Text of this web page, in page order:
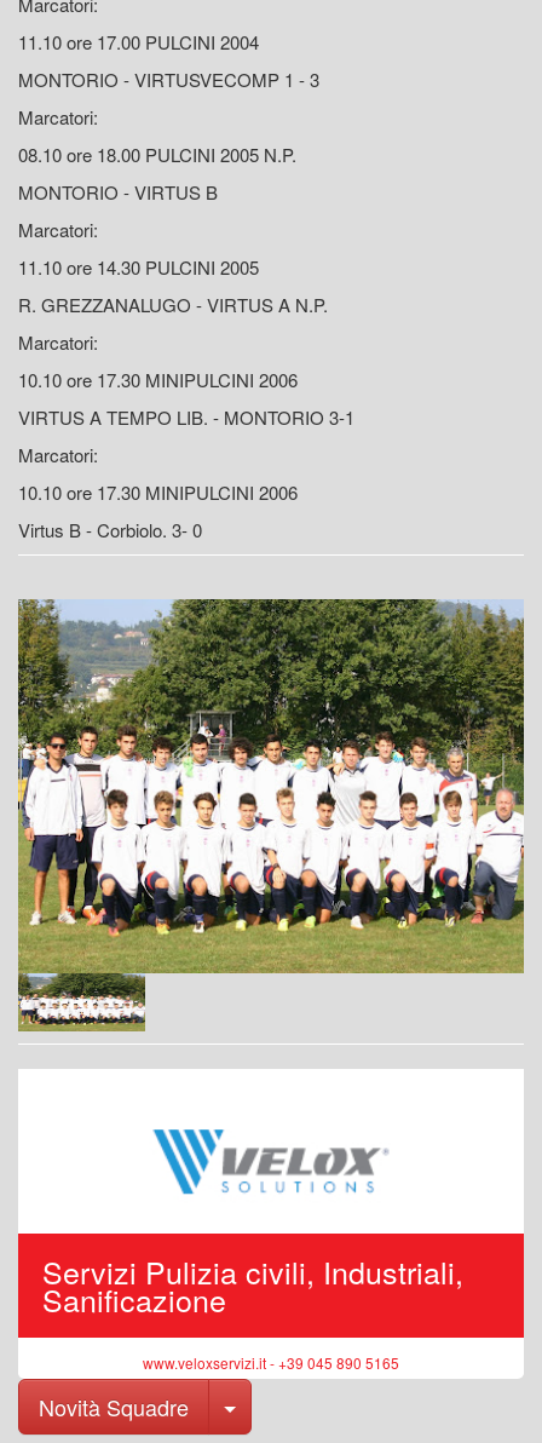
11.10 ore 17.00 PULCINI 2004
MONTORIO - VIRTUSVECOMP 1 - 3
Marcatori:
08.10 ore 18.00 PULCINI 2005 N.P.
MONTORIO - VIRTUS B
Marcatori:
11.10 ore 14.30 PULCINI 2005
R. GREZZANALUGO - VIRTUS A N.P.
Marcatori:
10.10 ore 17.30 MINIPULCINI 2006
VIRTUS A TEMPO LIB. - MONTORIO 3-1
Marcatori:
10.10 ore 17.30 MINIPULCINI 2006
Virtus B - Corbiolo. 3- 0
Servizi Pulizia civili, Industriali,
Sanificazione
www.veloxservizi.it - +39 045 890 5165
Novità Squadre Toggle Dropdown